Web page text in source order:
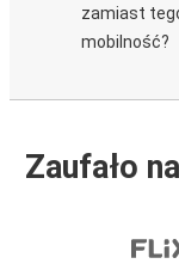
zamiast
mobilność?
Zaufało